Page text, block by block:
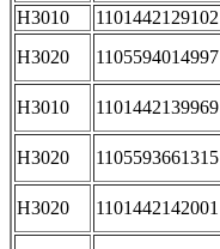
H3010
1101442129102
H3020
1105594014997
H3010 1101442139969
H3020 1105593661315
H3020 1101442142001